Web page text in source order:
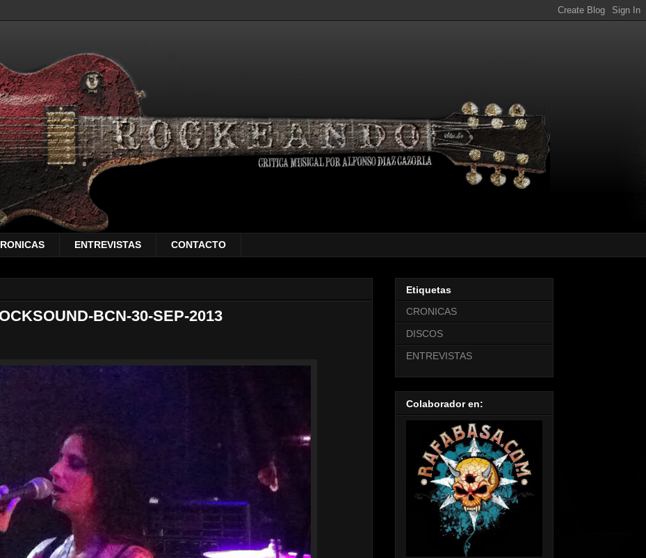
ENTREVISTAS CONTACTO
BCN-30-SEP-2013
Etiquetas
CRONICAS
DISCOS
ENTREVISTAS
Colaborador en: